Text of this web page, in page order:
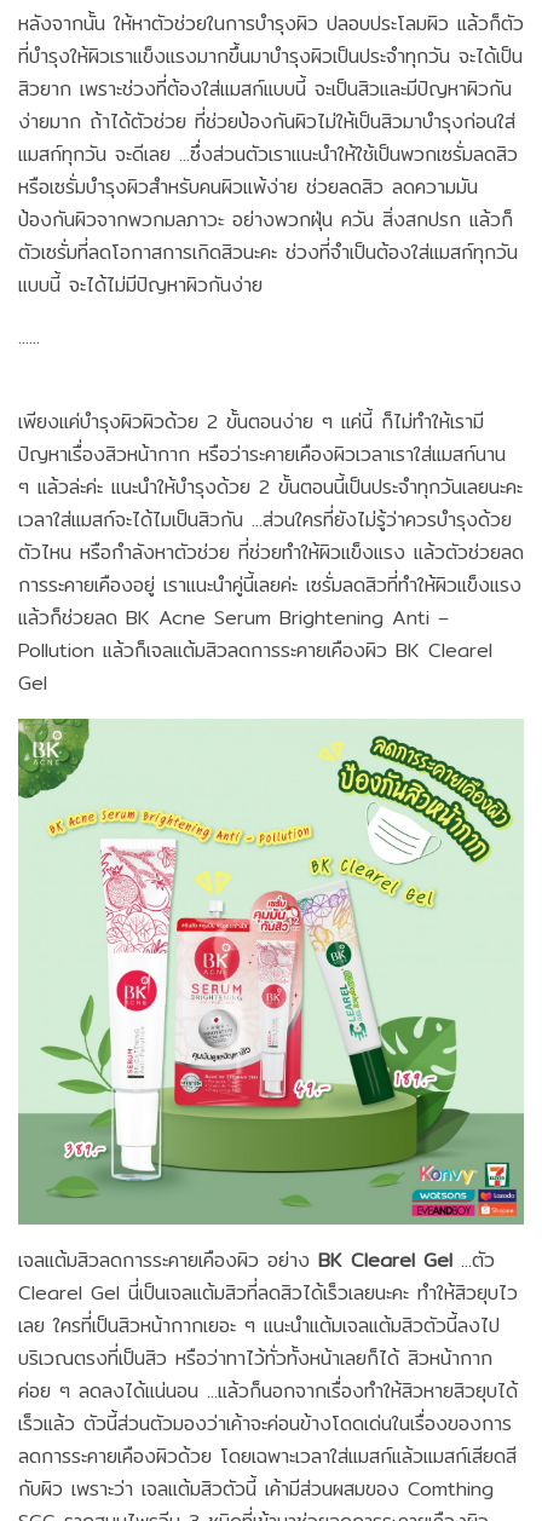
หลังจากนั้น ให้หาตัวช่วยในการบำรุงผิว ปลอบประโลมผิว แล้วก็ตัว
ที่บำรุงให้ผิวเราแข็งแรงมากขึ้นมาบำรุงผิวเป็นประจำทุกวัน จะได้เป็น
สิวยาก เพราะช่วงที่ต้องใส่แมสก์แบบนี้ จะเป็นสิวและมีปัญหาผิวกัน
ง่ายมาก ถ้าได้ตัวช่วย ที่ช่วยป้องกันผิวไม่ให้เป็นสิวมาบำรุงก่อนใส่
แมสก์ทุกวัน จะดีเลย ...ซึ่งส่วนตัวเราแนะนำให้ใช้เป็นพวกเซรั่มลดสิว
หรือเซรั่มบำรุงผิวสำหรับคนผิวแพ้ง่าย ช่วยลดสิว ลดความมัน
ป้องกันผิวจากพวกมลภาวะ อย่างพวกฝุ่น ควัน สิ่งสกปรก แล้วก็
ตัวเซรั่มที่ลดโอกาสการเกิดสิวนะคะ ช่วงที่จำเป็นต้องใส่แมสก์ทุกวัน
แบบนี้ จะได้ไม่มีปัญหาผิวกันง่าย
......
เพียงแค่บำรุงผิวผิวด้วย 2 ขั้นตอนง่าย ๆ แค่นี้ ก็ไม่ทำให้เรามี
ปัญหาเรื่องสิวหน้ากาก หรือว่าระคายเคืองผิวเวลาเราใส่แมสก์นาน
ๆ แล้วล่ะค่ะ แนะนำให้บำรุงด้วย 2 ขั้นตอนนี้เป็นประจำทุกวันเลยนะคะ
เวลาใส่แมสก์จะได้ไมเป็นสิวกัน ...ส่วนใครที่ยังไม่รู้ว่าควรบำรุงด้วย
ตัวไหน หรือกำลังหาตัวช่วย ที่ช่วยทำให้ผิวแข็งแรง แล้วตัวช่วยลด
การระคายเคืองอยู่ เราแนะนำคู่นี้เลยค่ะ เซรั่มลดสิวที่ทำให้ผิวแข็งแรง
แล้วก็ช่วยลด BK Acne Serum Brightening Anti –
Pollution แล้วก็เจลแต้มสิวลดการระคายเคืองผิว BK Clearel
Gel
เจลแต้มสิวลดการระคายเคืองผิว อย่าง BK Clearel Gel ...ตัว
Clearel Gel นี่เป็นเจลแต้มสิวที่ลดสิวได้เร็วเลยนะคะ ทำให้สิวยุบไว
เลย ใครที่เป็นสิวหน้ากากเยอะ ๆ แนะนำแต้มเจลแต้มสิวตัวนี้ลงไป
บริเวณตรงที่เป็นสิว หรือว่าทาไว้ทั่วทั้งหน้าเลยก็ได้ สิวหน้ากาก
ค่อย ๆ ลดลงได้แน่นอน ...แล้วก็นอกจากเรื่องทำให้สิวหายสิวยุบได้
เร็วแล้ว ตัวนี้ส่วนตัวมองว่าเค้าจะค่อนข้างโดดเด่นในเรื่องของการ
ลดการระคายเคืองผิวด้วย โดยเฉพาะเวลาใส่แมสก์แล้วแมสก์เสียดสี
กับผิว เพราะว่า เจลแต้มสิวตัวนี้ เค้ามีส่วนผสมของ Comthing